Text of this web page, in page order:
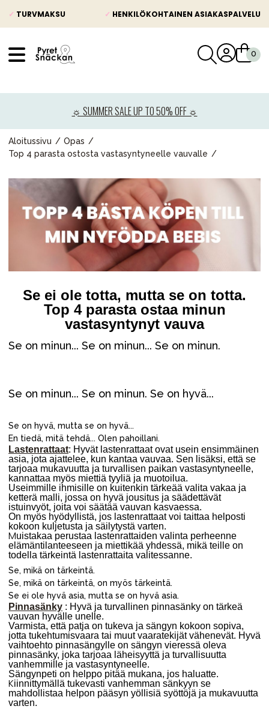
✓ TURVMAKSU ✓ HENKILÖKOHTAINEN ASIAKASPALVELU
☼ SUMMER SALE UP TO 50% OFF ☼
Aloitussivu
Opas
Top 4 parasta ostosta vastasyntyneelle vauvalle
Se ei ole totta, mutta se on totta.
Top 4 parasta ostaa minun
vastasyntynyt vauva
Se on minun... Se on minun... Se on minun.
Se on minun... Se on minun. Se on hyvä...
Se on hyvä, mutta se on hyvä...
En tiedä, mitä tehdä... Olen pahoillani.
Lastenrattaat: Hyvät lastenrattaat ovat usein ensimmäinen
asia, jota ajattelee, kun kantaa vauvaa. Sen lisäksi, että se
tarjoaa mukavuutta ja turvallisen paikan vastasyntyneelle,
kannattaa myös miettiä tyyliä ja muotoilua.
Useimmille ihmisille on kuitenkin tärkeää valita vakaa ja
ketterä malli, jossa on hyvä jousitus ja säädettävät
istuinvyöt, joita voi säätää vauvan kasvaessa.
On myös hyödyllistä, jos lastenrattaat voi taittaa helposti
kokoon kuljetusta ja säilytystä varten.
Muistakaa perustaa lastenrattaiden valinta perheenne
elämäntilanteeseen ja miettikää yhdessä, mikä teille on
todella tärkeintä lastenrattaita valitessanne.
Se, mikä on tärkeintä.
Se, mikä on tärkeintä, on myös tärkeintä.
Se ei ole hyvä asia, mutta se on hyvä asia.
Pinnasänky : Hyvä ja turvallinen pinnasänky on tärkeä
vauvan hyvälle unelle.
Varmista, että patja on tukeva ja sängyn kokoon sopiva,
jotta tukehtumisvaara tai muut vaaratekijät vähenevät. Hyvä
vaihtoehto pinnasängylle on sängyn vieressä oleva
pinnasänky, joka tarjoaa läheisyyttä ja turvallisuutta
vanhemmille ja vastasyntyneelle.
Sängynpeti on helppo pitää mukana, jos haluatte.
Kiinnittymällä tukevasti vanhemman sänkyyn se
mahdollistaa helpon pääsyn yöllisiä syöttöjä ja mukavuutta
varten.
Lastenvaunut
Lasten turvaistuimet
Lapsi & vauva
Lelut ja pelit
Äiti & Isä
Huonekalut & vuodevaatteet
Tarvikkeet
Varaosat
Kampanjat
Lahjavinkkejä
Aurinko ja uinti Outlet
Opas
Ota meihin yhteyttä osoitteessa
Myymälämme